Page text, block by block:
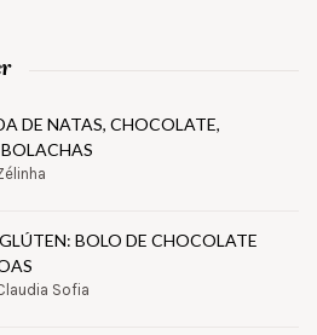
DE NATAS, CHOCOLATE,
BOLO DE CHOCOLATE
Sofia